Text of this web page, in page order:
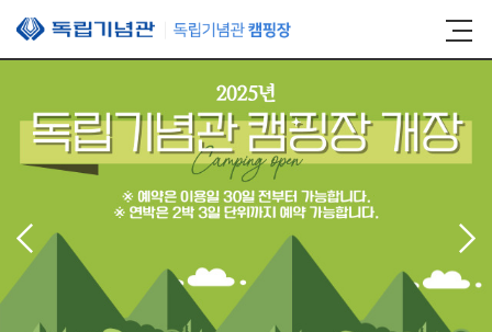
본문 바로가기